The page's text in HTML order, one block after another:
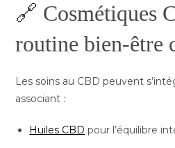
🔗 Cosmétiques
routine bien-être
Les soins au CBD peuvent
associant :
Huiles CBD pour l’équilibre